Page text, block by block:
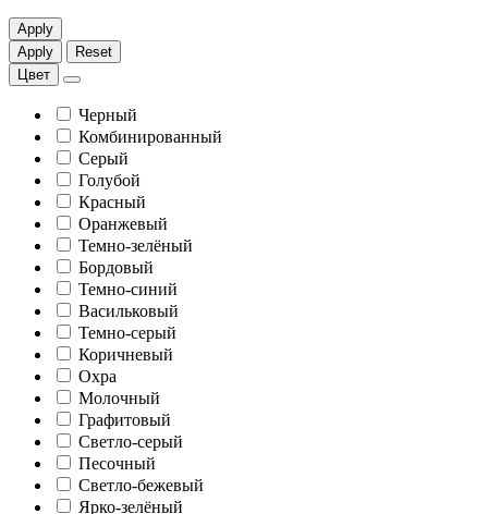
Apply
Apply
Reset
Цвет
Черный
Комбинированный
Серый
Голубой
Красный
Оранжевый
Темно-зелёный
Бордовый
Темно-синий
Васильковый
Темно-серый
Коричневый
Охра
Молочный
Графитовый
Светло-серый
Песочный
Светло-бежевый
Ярко-зелёный